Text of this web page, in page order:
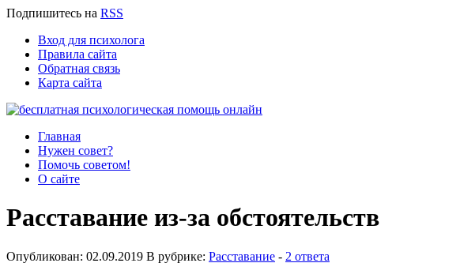
Подпишитесь на RSS
Вход для психолога
Правила сайта
Обратная связь
Карта сайта
Главная
Нужен совет?
Помочь советом!
О сайте
Расставание из-за обстоятельств
Опубликован: 02.09.2019 В рубрике: Расставание - 2 ответа